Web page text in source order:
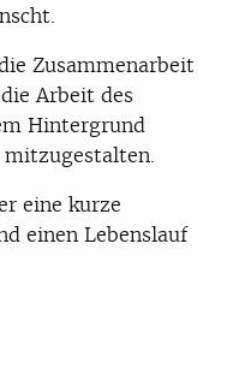
Zusammenarbeit
Arbeit des
Hintergrund
eine kurze
einen Lebenslauf